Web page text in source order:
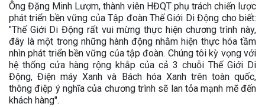
Ông Đặng Minh Lượm, thành viên HĐQT phụ trách chiến lược
phát triển bền vững của Tập đoàn Thế Giới Di Động cho biết:
"Thế Giới Di Động rất vui mừng thực hiện chương trình này,
đây là một trong những hành động nhằm hiện thực hóa tầm
nhìn phát triển bền vững của tập đoàn. Chúng tôi kỳ vọng với
hệ thống cửa hàng rộng khắp của cả 3 chuỗi Thế Giới Di
Động, Điện máy Xanh và Bách hóa Xanh trên toàn quốc,
thông điệp ý nghĩa của chương trình sẽ lan tỏa mạnh mẽ đến
khách hàng".